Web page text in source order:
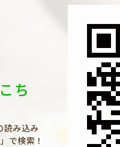
ち
読み込み
で検索！